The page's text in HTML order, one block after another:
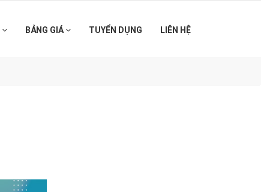
BẢNG GIÁ TUYỂN DỤNG LIÊN HỆ